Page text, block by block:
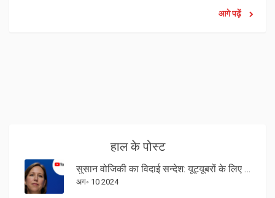
आगे पढ़ें
हाल के पोस्ट
सुसान वोजिकी का विदाई सन्देश: यूट्यूबरों के लिए उनके अंतिम शब्द
अग॰ 10 2024